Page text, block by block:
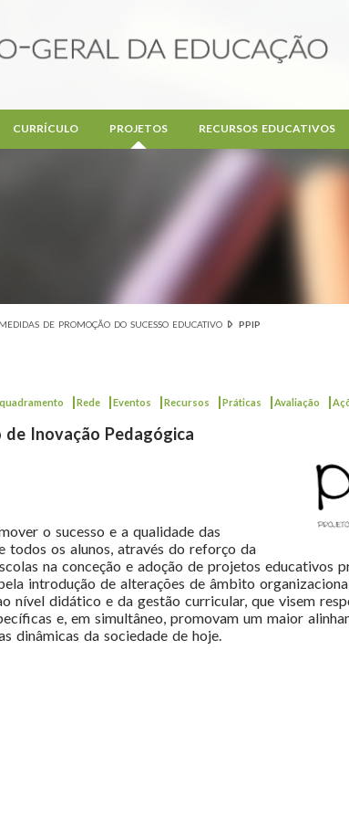
CURRÍCULO PROJETOS RECURSOS EDUCATIVOS
MEDIDAS DE PROMOÇÃO DO SUCESSO EDUCATIVO PPIP
|Rede |Eventos |Recursos |Práticas |Avaliação |
Inovação Pedagógica
o sucesso e a qualidade das
todos os alunos, através do reforço da
na conceção e adoção de projetos educativos
introdução de alterações de âmbito
nível didático e da gestão curricular, que visem
e, em simultâneo, promovam um maior
dinâmicas da sociedade de hoje.